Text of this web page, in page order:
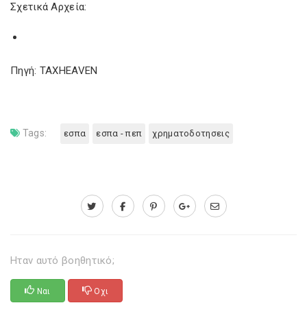
Σχετικά Αρχεία:
Πηγή: TAXHEAVEN
Tags: εσπα εσπα - πεπ χρηματοδοτησεις
Ηταν αυτό βοηθητικό;
Ναι Οχι